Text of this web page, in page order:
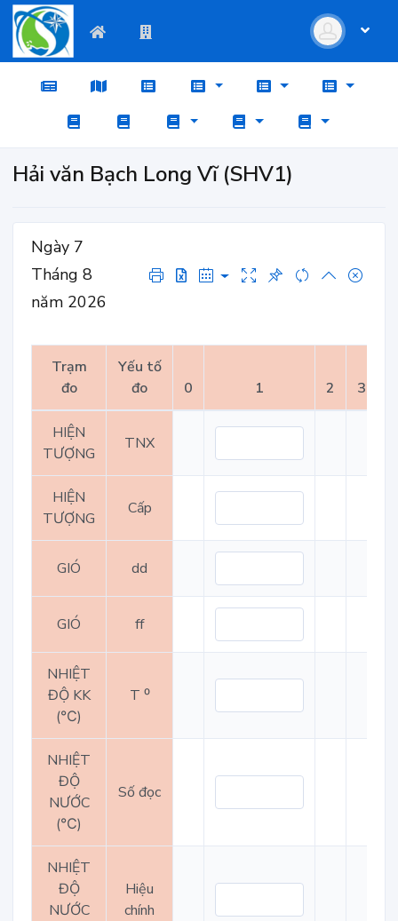
Hải văn Bạch Long Vĩ (SHV1)
Ngày 7
Tháng 8
năm 2026
Trạm
đo
Yếu tố
đo
0 1 2 3
HIỆN
TƯỢNG
TNX
HIỆN
TƯỢNG
Cấp
GIÓ dd
GIÓ ff
NHIỆT
ĐỘ KK
(℃)
T ⁰
NHIỆT
ĐỘ
NƯỚC
(℃)
Số đọc
NHIỆT
ĐỘ
NƯỚC
Hiệu
chính